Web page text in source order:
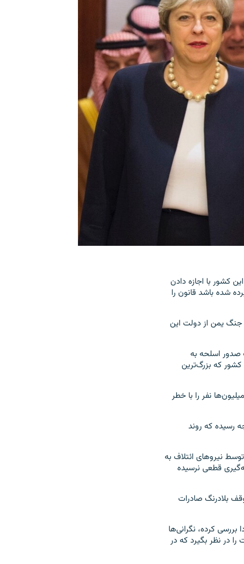
حکم داد که دولت این کشور با اجازه دادن
شده باشد قانون را
جنگ یمن از دولت این
صدور اسلحه به
که بزرگ‌ترین
نفر را با خطر
رسیده که روند
نیروهای ائتلاف به
قطعی نرسیده
بلادرنگ صادرات
بررسی کرده، نگرانی‌ها
را در نظر بگیرد که در